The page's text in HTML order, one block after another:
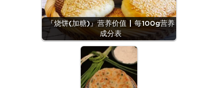
『烧饼(加糖)』营养价值 | 每100g营养
成分表